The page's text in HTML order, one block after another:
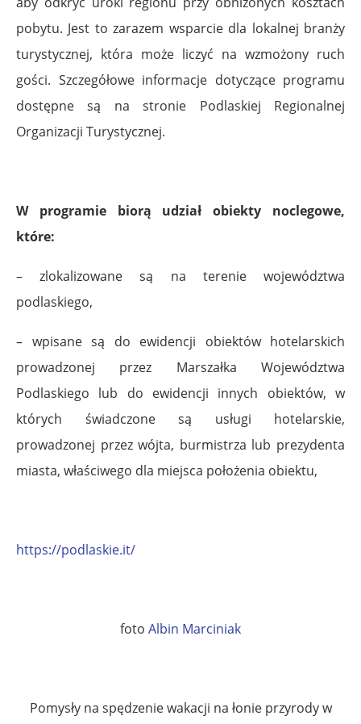
pobytu. Jest to zarazem wsparcie dla lokalnej branży
turystycznej, która może liczyć na wzmożony ruch
gości. Szczegółowe informacje dotyczące programu
dostępne są na stronie Podlaskiej Regionalnej
Organizacji Turystycznej.
W programie biorą udział obiekty noclegowe,
które:
– zlokalizowane są na terenie województwa
podlaskiego,
– wpisane są do ewidencji obiektów hotelarskich
prowadzonej przez Marszałka Województwa
Podlaskiego lub do ewidencji innych obiektów, w
których świadczone są usługi hotelarskie,
prowadzonej przez wójta, burmistrza lub prezydenta
miasta, właściwego dla miejsca położenia obiektu,
https://podlaskie.it/
foto Albin Marciniak
Pomysły na spędzenie wakacji na łonie przyrody w